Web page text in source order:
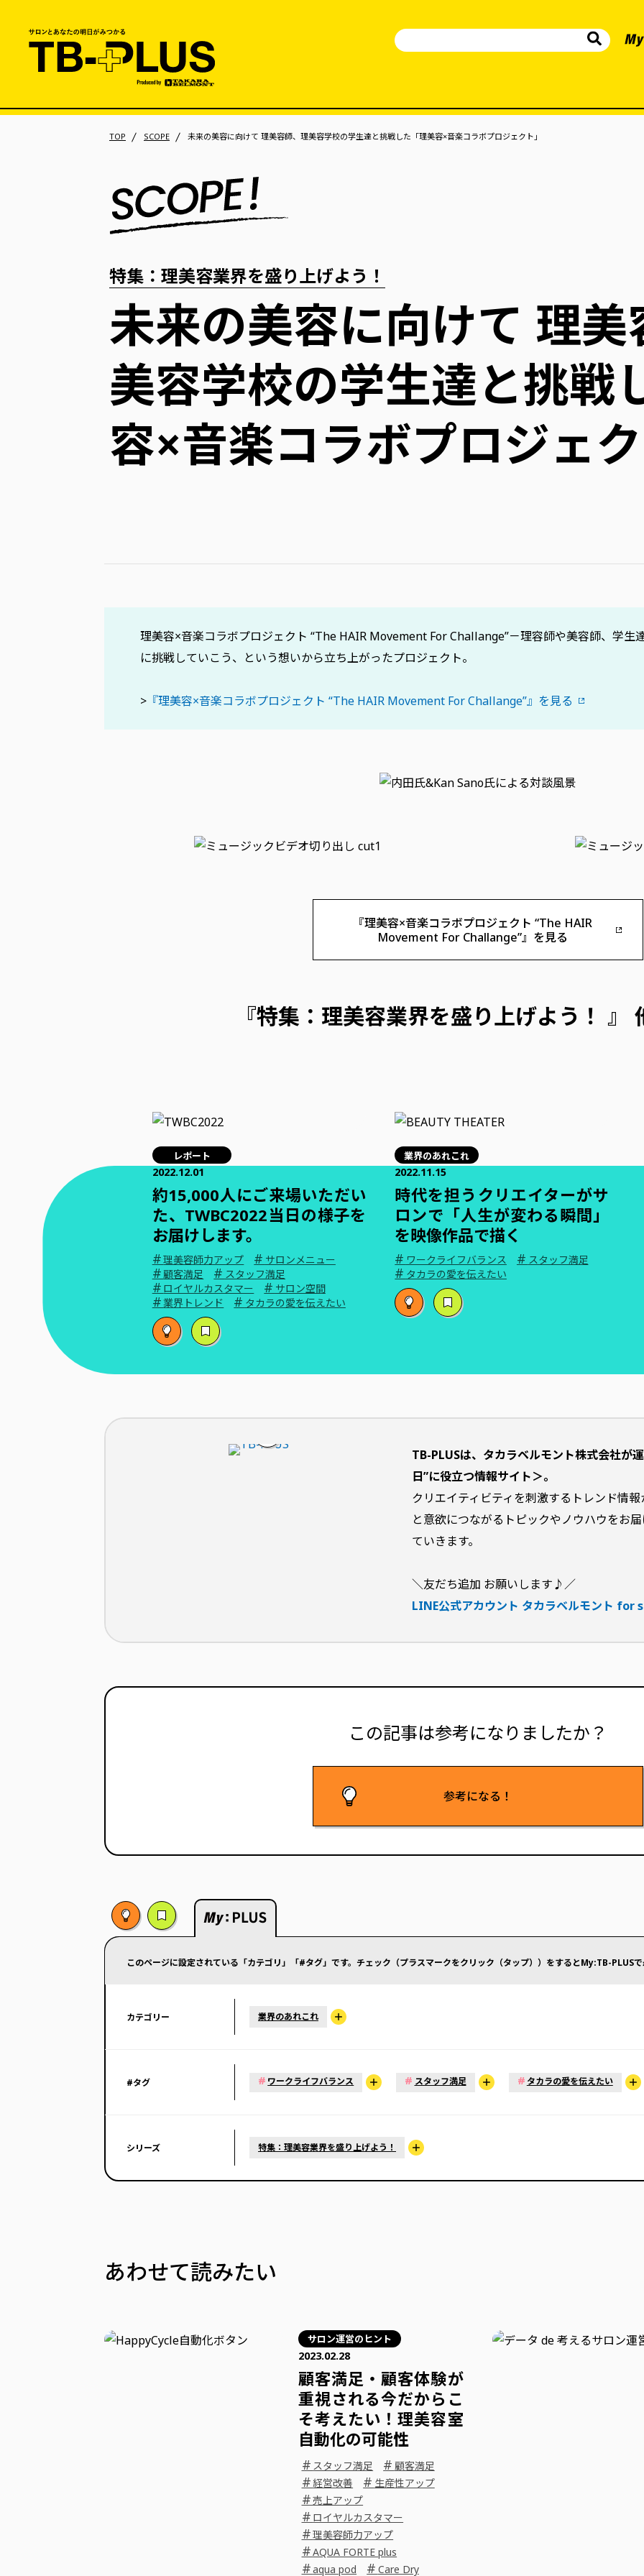
TOP SCOPE 未来の美容に向けて 理美容師、理美容学校の学生達と挑戦した「理美容×音楽コラボプロジェクト」
特集：理美容業界を盛り上げよう！
未来の美容に向けて 理
美容学校の学生達と挑戦
容×音楽コラボプロジェ
理美容×音楽コラボプロジェクト “The HAIR Movement For Challange”－理容師や美容師、学生
に挑戦していこう、という想いから立ち上がったプロジェクト。
>『理美容×音楽コラボプロジェクト “The HAIR Movement For Challange”』を見る
『理美容×音楽コラボプロジェクト “The HAIR
Movement For Challange”』を見る
『特集：理美容業界を盛り上げよう！ 』
レポート
2022.12.01
約15,000人にご来場いただい
た、TWBC2022当日の様子を
お届けします。
#理美容師力アップ # サロンメニュー
#顧客満足 # スタッフ満足
# ロイヤルカスタマー # サロン空間
#業界トレンド # タカラの愛を伝えたい
業界のあれこれ
2022.11.15
時代を担うクリエイターがサ
ロンで「人生が変わる瞬間」
を映像作品で描く
# ワークライフバランス # スタッフ満足
# タカラの愛を伝えたい
TB-PLUSは、タカラベルモント株式会社が
日”に役立つ情報サイト＞。
クリエイティビティを刺激するトレンド情
と意欲につながるトピックやノウハウをお
ていきます。
＼友だち追加 お願いします♪／
LINE公式アカウント タカラベルモント for
この記事は参考になりましたか？
参考になる！
このページに設定されている「カテゴリ」「#タグ」です。チェック（プラスマークをクリック（タップ））をするとMy:TB-PLUS
カテゴリー 業界のあれこれ
#タグ # ワークライフバランス # スタッフ満足 # タカラの愛を伝えたい
シリーズ 特集：理美容業界を盛り上げよう！
あわせて読みたい
サロン運営のヒント
2023.02.28
顧客満足・顧客体験が
重視される今だからこ
そ考えたい！理美容室
自動化の可能性
# スタッフ満足 # 顧客満足
# 経営改善 # 生産性アップ
#売上アップ
# ロイヤルカスタマー
#理美容師力アップ
#AQUA FORTE plus
#aqua pod # Care Dry